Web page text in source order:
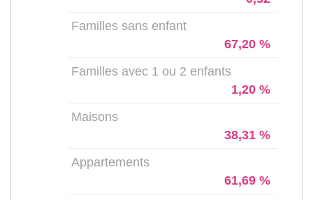
Familles sans enfant
67,20 %
Familles avec 1 ou 2 enfants
1,20 %
Maisons
38,31 %
Appartements
61,69 %